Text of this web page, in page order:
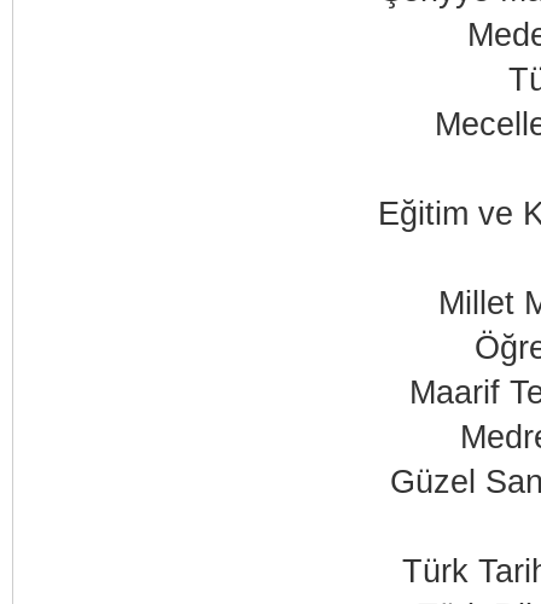
Eğitim ve
Millet
Maarif
Güzel
Türk